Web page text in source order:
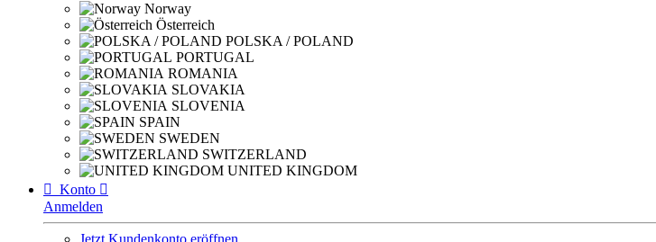
Norway
Österreich
POLSKA / POLAND
PORTUGAL
ROMANIA
SLOVAKIA
SLOVENIA
SPAIN
SWEDEN
SWITZERLAND
UNITED KINGDOM
 Konto 
Anmelden
Jetzt Kundenkonto eröffnen